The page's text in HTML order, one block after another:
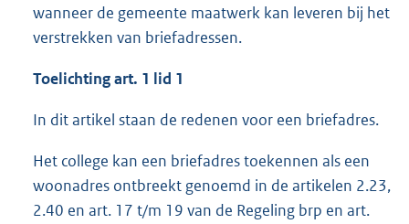
wanneer de gemeente maatwerk kan leveren bij het
verstrekken van briefadressen.
Toelichting art. 1 lid 1
In dit artikel staan de redenen voor een briefadres.
Het college kan een briefadres toekennen als een
woonadres ontbreekt genoemd in de artikelen 2.23,
2.40 en art. 17 t/m 19 van de Regeling brp en art.